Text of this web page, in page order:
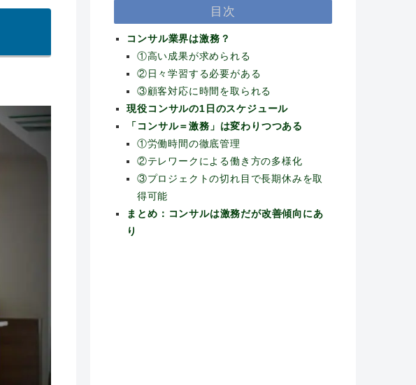
目次
コンサル業界は激務？
①高い成果が求められる
②日々学習する必要がある
③顧客対応に時間を取られる
現役コンサルの1日のスケジュール
「コンサル＝激務」は変わりつつある
①労働時間の徹底管理
②テレワークによる働き方の多様化
③プロジェクトの切れ目で長期休みを取
得可能
まとめ：コンサルは激務だが改善傾向にあ
り